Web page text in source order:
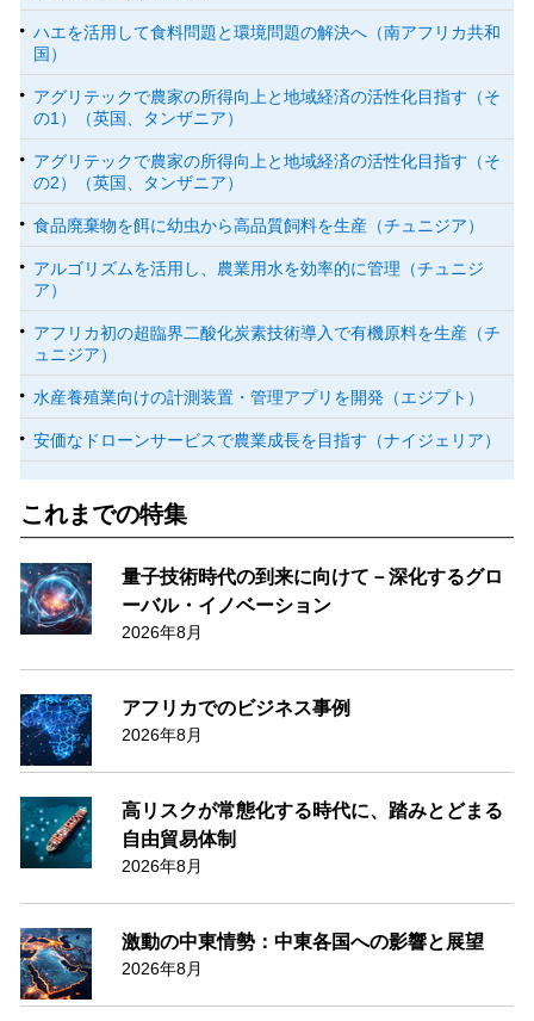
ハエを活用して食料問題と環境問題の解決へ（南アフリカ共和
国）
アグリテックで農家の所得向上と地域経済の活性化目指す（そ
の1）（英国、タンザニア）
アグリテックで農家の所得向上と地域経済の活性化目指す（そ
の2）（英国、タンザニア）
食品廃棄物を餌に幼虫から高品質飼料を生産（チュニジア）
アルゴリズムを活用し、農業用水を効率的に管理（チュニジ
ア）
アフリカ初の超臨界二酸化炭素技術導入で有機原料を生産（チ
ュニジア）
水産養殖業向けの計測装置・管理アプリを開発（エジプト）
安価なドローンサービスで農業成長を目指す（ナイジェリア）
これまでの特集
量子技術時代の到来に向けて－深化するグロ
ーバル・イノベーション
2026年8月
アフリカでのビジネス事例
2026年8月
高リスクが常態化する時代に、踏みとどまる
自由貿易体制
2026年8月
激動の中東情勢：中東各国への影響と展望
2026年8月